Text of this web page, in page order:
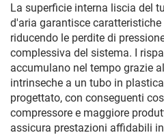
La superficie interna liscia del
d'aria garantisce
riducendo le perdite di
complessiva del sistema. I
accumulano nel tempo grazie
intrinseche a un tubo in
progettato, con conseguenti
compressore e maggiore
assicura prestazioni affidabili